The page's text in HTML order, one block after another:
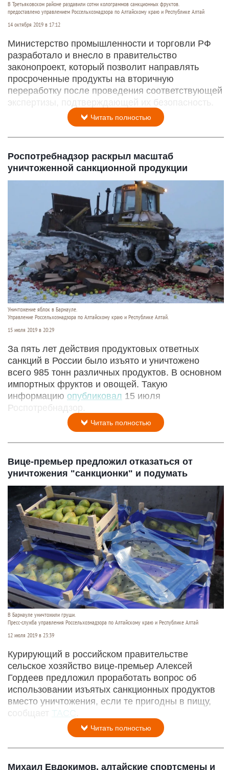
В Третьяковском районе раздавили сотни колограммов санкционных фруктов.
предоставлено управлением Россельхознадзора по Алтайскому краю и Республике Алтай
14 октября 2019 в 17:12
Министерство промышленности и торговли РФ
разработало и внесло в правительство
законопроект, который позволит направлять
просроченные продукты на вторичную
переработку после проведения соответствующей
экспертизы, подтверждающей их безопасность.
Читать полностью
Роспотребнадзор раскрыл масштаб
уничтоженной санкционной продукции
Уничтожение яблок в Барнауле.
Управление Россельхознадзора по Алтайскому краю и Республике Алтай.
15 июля 2019 в 20:29
За пять лет действия продуктовых ответных
санкций в России было изъято и уничтожено
всего 985 тонн различных продуктов. В основном
импортных фруктов и овощей. Такую
информацию опубликовал 15 июля
Роспотребнадзор.
Читать полностью
Вице-премьер предложил отказаться от
уничтожения "санкционки" и подумать
В Барнауле уничтожили груши.
Пресс-служба управления Россельхознадзора по Алтайскому краю и Республике Алтай
12 июля 2019 в 23:39
Курирующий в российском правительстве
сельское хозяйство вице-премьер Алексей
Гордеев предложил проработать вопрос об
использовании изъятых санкционных продуктов
вместо уничтожения, если те пригодны в пищу,
сообщает ТАСС
Читать полностью
Михаил Евдокимов, алтайские спортсмены и